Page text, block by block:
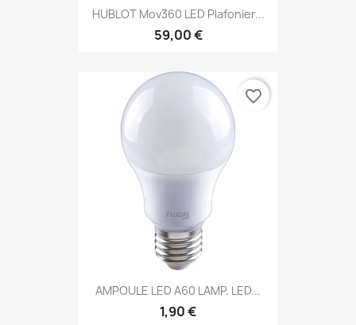
HUBLOT Mov360 LED Plafonier...
59,00 €
AMPOULE LED A60 LAMP. LED...
1,90 €
favorite_border